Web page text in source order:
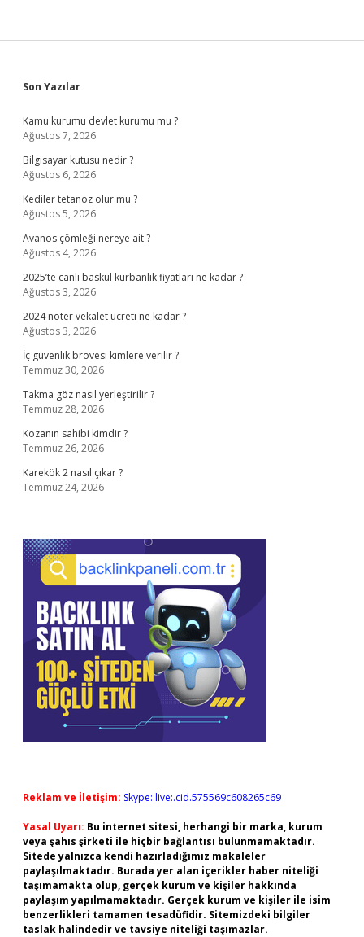
Sidebar
Son Yazılar
Kamu kurumu devlet kurumu mu ?
Ağustos 7, 2026
Bilgisayar kutusu nedir ?
Ağustos 6, 2026
Kediler tetanoz olur mu ?
Ağustos 5, 2026
Avanos çömleği nereye ait ?
Ağustos 4, 2026
2025’te canlı baskül kurbanlık fiyatları ne kadar ?
Ağustos 3, 2026
2024 noter vekalet ücreti ne kadar ?
Ağustos 3, 2026
İç güvenlik brovesi kimlere verilir ?
Temmuz 30, 2026
Takma göz nasıl yerleştirilir ?
Temmuz 28, 2026
Kozanın sahibi kimdir ?
Temmuz 26, 2026
Karekök 2 nasıl çıkar ?
Temmuz 24, 2026
Reklam ve İletişim: Skype: live:.cid.575569c608265c69
Yasal Uyarı: Bu internet sitesi, herhangi bir marka, kurum
veya şahıs şirketi ile hiçbir bağlantısı bulunmamaktadır.
Sitede yalnızca kendi hazırladığımız makaleler
paylaşılmaktadır. Burada yer alan içerikler haber niteliği
taşımamakta olup, gerçek kurum ve kişiler hakkında
paylaşım yapılmamaktadır. Gerçek kurum ve kişiler ile isim
benzerlikleri tamamen tesadüfidir. Sitemizdeki bilgiler
taslak halindedir ve tavsiye niteliği taşımazlar.